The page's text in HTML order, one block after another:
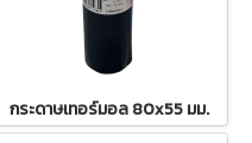
กระดาษเทอร์มอล 80x55 มม.